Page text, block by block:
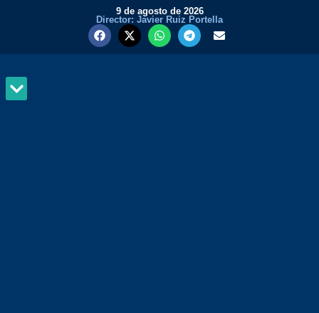
9 de agosto de 2026
Director: Javier Ruiz Portella